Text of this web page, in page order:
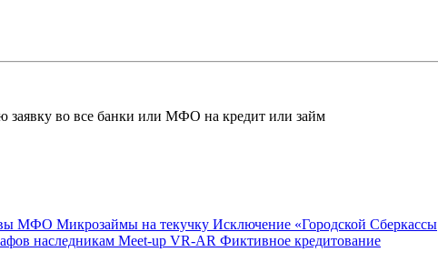
заявку во все банки или МФО на кредит или займ
МФО Микрозаймы на текучку Исключение «Городской Сберкассы
наследникам Meet-up VR-AR Фиктивное кредитование